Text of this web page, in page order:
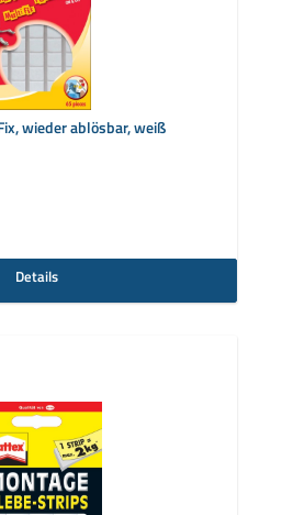
wieder ablösbar, weiß
Details